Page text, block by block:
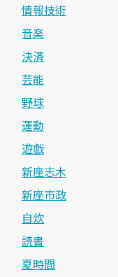
情報技術
音楽
決済
芸能
野球
運動
遊戯
新座志木
新座市政
自炊
読書
夏時間